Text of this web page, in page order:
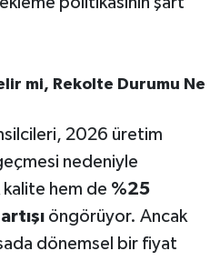
mi, Rekolte Durumu Ne
2026 üretim
nedeniyle
hem de %25
öngörüyor. Ancak
dönemsel bir fiyat